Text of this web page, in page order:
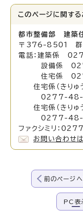
このページに関する
都市整備部 建築住
〒376-8501 群
電話：建築係
設備係
住宅係
住宅係（きりゅ
0277-48-
住宅係（きりゅう
0277-48-
ファクシミリ：
お問い合わせ
前のページへ
PC表